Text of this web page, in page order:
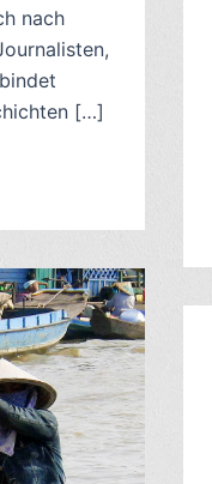
nach
[…]